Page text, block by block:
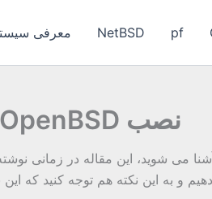
pf
NetBSD معرفی
نصب OpenBSD
و به این نکته هم توجه کنید که